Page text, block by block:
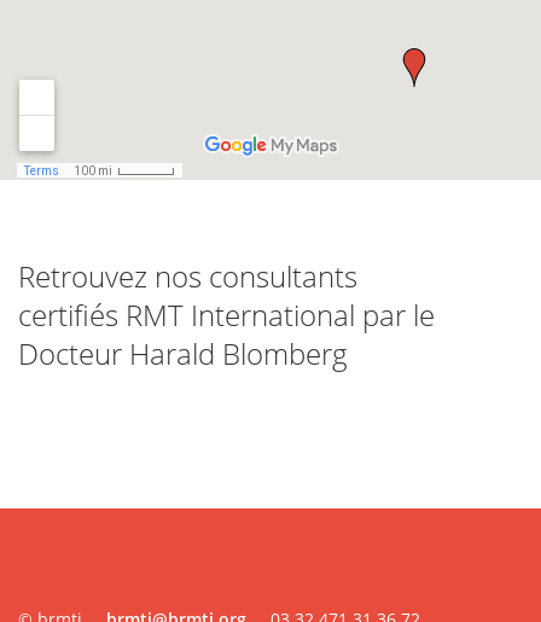
Retrouvez nos consultants
certifiés RMT International par le
Docteur Harald Blomberg